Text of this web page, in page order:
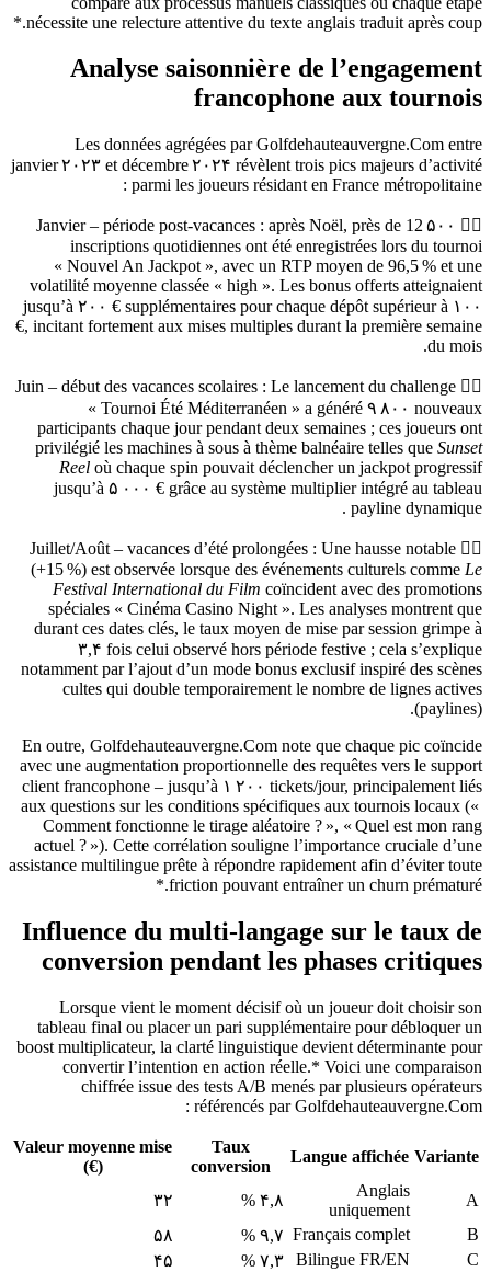
nécessite une relecture attentive du texte anglais traduit après coup.*
Analyse saisonnière de l’engagement
francophone aux tournois
Les données agrégées par Golfdehauteauvergne.Com entre
janvier ۲۰۲۳ et décembre ۲۰۲۴ révèlent trois pics majeurs d’activité
parmi les joueurs résidant en France métropolitaine :
۱️⃣ Janvier – période post‑vacances : après Noël, près de 12 ۵۰۰
inscriptions quotidiennes ont été enregistrées lors du tournoi
« Nouvel An Jackpot », avec un RTP moyen de 96,5 % et une
volatilité moyenne classée « high ». Les bonus offerts atteignaient
jusqu’à ۲۰۰ € supplémentaires pour chaque dépôt supérieur à ۱۰۰
€, incitant fortement aux mises multiples durant la première semaine
du mois.
۲️⃣ Juin – début des vacances scolaires : Le lancement du challenge
« Tournoi Été Méditerranéen » a généré ۹ ۸۰۰ nouveaux
participants chaque jour pendant deux semaines ; ces joueurs ont
privilégié les machines à sous à thème balnéaire telles que Sunset
Reel où chaque spin pouvait déclencher un jackpot progressif
jusqu’à ۵ ۰۰۰ € grâce au système multiplier intégré au tableau
payline dynamique .
۳️⃣ Juillet/Août – vacances d’été prolongées : Une hausse notable
(+15 %) est observée lorsque des événements culturels comme Le
Festival International du Film coïncident avec des promotions
spéciales « Cinéma Casino Night ». Les analyses montrent que
durant ces dates clés, le taux moyen de mise par session grimpe à
۳,۴ fois celui observé hors période festive ; cela s’explique
notamment par l’ajout d’un mode bonus exclusif inspiré des scènes
cultes qui double temporairement le nombre de lignes actives
(paylines).
En outre, Golfdehauteauvergne.Com note que chaque pic coïncide
avec une augmentation proportionnelle des requêtes vers le support
client francophone – jusqu’à ۱ ۲۰۰ tickets/jour, principalement liés
aux questions sur les conditions spécifiques aux tournois locaux («
Comment fonctionne le tirage aléatoire ? », « Quel est mon rang
actuel ? »). Cette corrélation souligne l’importance cruciale d’une
assistance multilingue prête à répondre rapidement afin d’éviter toute
friction pouvant entraîner un churn prématuré.*
Influence du multi‑langage sur le taux de
conversion pendant les phases critiques
Lorsque vient le moment décisif où un joueur doit choisir son
tableau final ou placer un pari supplémentaire pour débloquer un
boost multiplicateur, la clarté linguistique devient déterminante pour
convertir l’intention en action réelle.* Voici une comparaison
chiffrée issue des tests A/B menés par plusieurs opérateurs
référencés par Golfdehauteauvergne.Com :
Variante
Langue affichée
Taux
conversion
Valeur moyenne mise
(€)
A
Anglais
uniquement
۴,۸ %
۳۲
B
Français complet ۹,۷ %
۵۸
C
Bilingue FR/EN ۷,۳ % ۴۵